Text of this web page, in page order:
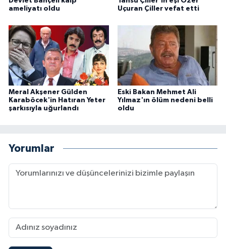
ameliyatı oldu
Uçuran Çiller vefat etti
Meral Akşener Gülden
Karaböcek'in Hatıran Yeter
şarkısıyla uğurlandı
Eski Bakan Mehmet Ali
Yılmaz'ın ölüm nedeni belli
oldu
Yorumlar